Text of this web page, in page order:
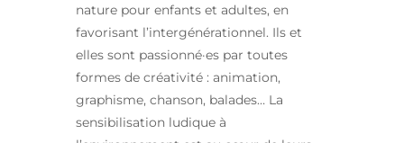
nature pour enfants et adultes, en
favorisant l’intergénérationnel. Ils et
elles sont passionné·es par toutes
formes de créativité : animation,
graphisme, chanson, balades… La
sensibilisation ludique à